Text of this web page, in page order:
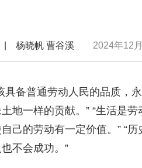
| 杨晓帆 曹谷溪 2024年12
具备普通劳动人民的品质，
地一样的贡献。” “生活是
己的劳动有一定价值。” “
不会成功。”